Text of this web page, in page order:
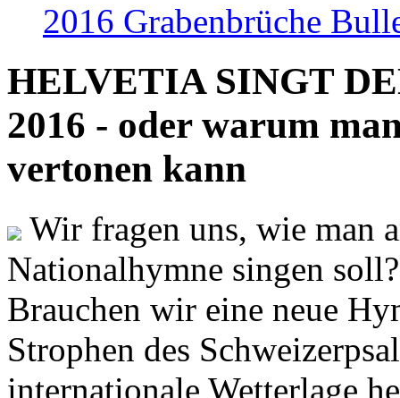
2016 Grabenbrüche
HELVETIA SINGT
2016 - oder warum
vertonen kann
Wir fragen uns, wie man
Nationalhymne singen
Brauchen wir eine neue
Strophen des
internationale Wetterlage